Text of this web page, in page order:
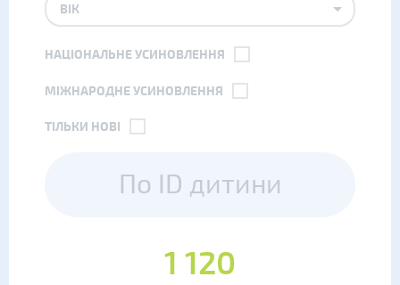
ВІК
НАЦІОНАЛЬНЕ УСИНОВЛЕННЯ
МІЖНАРОДНЕ УСИНОВЛЕННЯ
ТІЛЬКИ НОВІ
1 120